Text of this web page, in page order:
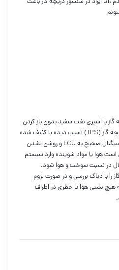
گاز با اسپری نفت سفید بدون باز کردن
سنسور، احتمال دارد سنسور دریچه گاز (TPS) آسیب دیده یا کثیف شده
باشد که باعث اختلال در ارسال سیگنال صحیح به ECU و روشن نشدن
هوا یا مواد شوینده وارد سیستم
در نسبت سوخت و هوا شود.
را با دیاگ بررسی و در صورت لزوم
نشتی هوا یا خطری در اطراف